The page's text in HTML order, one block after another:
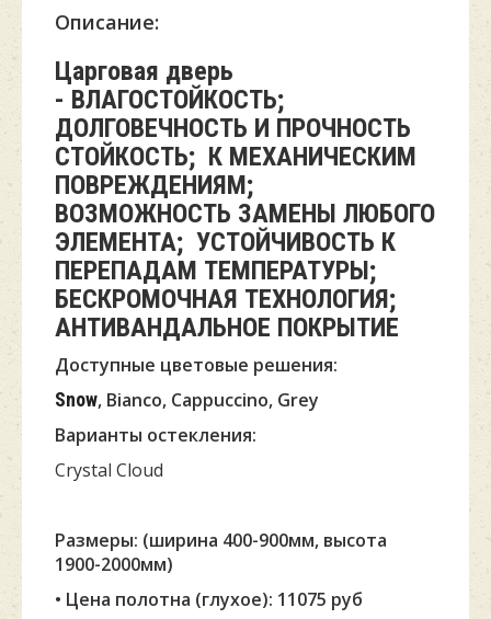
Описание:
Царговая дверь
- ВЛАГОСТОЙКОСТЬ;
ДОЛГОВЕЧНОСТЬ И ПРОЧНОСТЬ
СТОЙКОСТЬ; К МЕХАНИЧЕСКИМ
ПОВРЕЖДЕНИЯМ;
ВОЗМОЖНОСТЬ ЗАМЕНЫ ЛЮБОГО
ЭЛЕМЕНТА; УСТОЙЧИВОСТЬ К
ПЕРЕПАДАМ ТЕМПЕРАТУРЫ;
БЕСКРОМОЧНАЯ ТЕХНОЛОГИЯ;
АНТИВАНДАЛЬНОЕ ПОКРЫТИЕ
Доступные цветовые решения:
Snow, Bianco, Cappuccino, Grey
Варианты остекления:
Crystal Cloud
Размеры: (ширина 400-900мм, высота
1900-2000мм)
• Цена полотна (глухое): 11075 руб